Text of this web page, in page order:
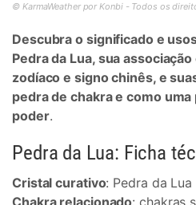
© KarmaWeather por Konbi - Todos os
Descubra o significado e
Pedra da Lua, sua
zodíaco e signo chinês, e
pedra de chakra e como
poder.
Pedra da Lua: Ficha
Cristal curativo: Pedra da Lua
Chakra relacionado: chakras